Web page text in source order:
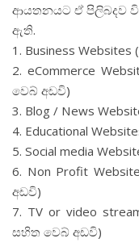
ආයතනයට ඒ පිලිබදව
ඇති.
1. Business
2. eCommerce
වෙබ් අඩවි)
3. Blog / News
4. Educational
5. Social media
6. Non Profit
අඩවි)
7. TV or video
සහිත වෙබ් අඩවි)